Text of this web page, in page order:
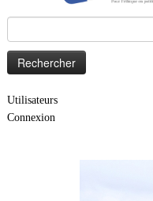
Utilisateurs
Connexion